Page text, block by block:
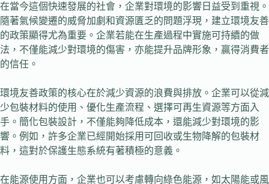
在當今這個快速發展的社會，企業對環境的影響日益受到重視。
隨著氣候變遷的威脅加劇和資源匱乏的問題浮現，建立環境友善
的政策顯得尤為重要。企業若能在生產過程中實施可持續的做
法，不僅能減少對環境的傷害，亦能提升品牌形象，贏得消費者
的信任。
環境友善政策的核心在於減少資源的浪費與排放。企業可以從減
少包裝材料的使用、優化生產流程、選擇可再生資源等方面入
手。簡化包裝設計，不僅能夠降低成本，還能減少對環境的影
響。例如，許多企業已經開始採用可回收或生物降解的包裝材
料，這對於保護生態系統有著積極的意義。
在能源使用方面，企業也可以考慮轉向綠色能源，如太陽能或風